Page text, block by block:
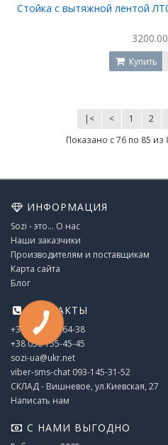
Стойка с вытяжной лентой
Купить
|< < 1 2
Показано с 76 по 85 из
ИНФОРМАЦИЯ
Sozi - это... О нас
Наши заказчики
Производителям и поставщикам
Карта сайта
Блог
КОНТАКТЫ
+38 044 338-64-38
+38 050 155-45-45
sozi-ua@ukr.net
viber-sms-chat 093-145-31-52
СКЛАД - Вишневое, ул.Киевская, 27
Написать нам
С НАМИ ВЫГОДНО